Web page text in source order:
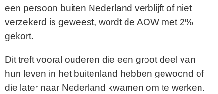
een persoon buiten Nederland verblijft of niet
verzekerd is geweest, wordt de AOW met 2%
gekort.
Dit treft vooral ouderen die een groot deel van
hun leven in het buitenland hebben gewoond of
die later naar Nederland kwamen om te werken.